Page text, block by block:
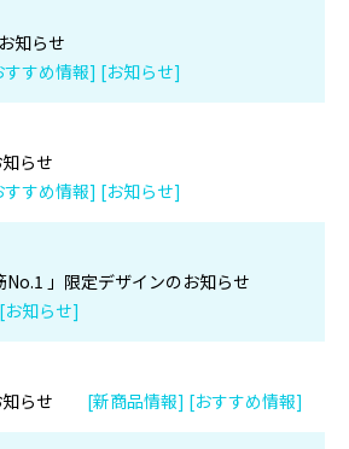
知らせ
すめ情報] [お知らせ]
らせ
すめ情報] [お知らせ]
」限定デザインのお知らせ
知らせ]
らせ
[新商品情報] [おすすめ情報]